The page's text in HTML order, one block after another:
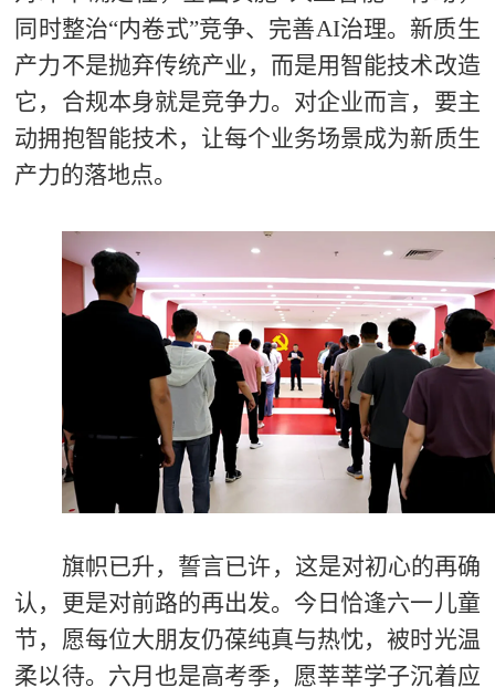
同时整治“内卷式”竞争、完善AI治理。新质生
产力不是抛弃传统产业，而是用智能技术改造
它，合规本身就是竞争力。对企业而言，要主
动拥抱智能技术，让每个业务场景成为新质生
产力的落地点。
旗帜已升，誓言已许，这是对初心的再确
认，更是对前路的再出发。今日恰逢六一儿童
节，愿每位大朋友仍葆纯真与热忱，被时光温
柔以待。六月也是高考季，愿莘莘学子沉着应